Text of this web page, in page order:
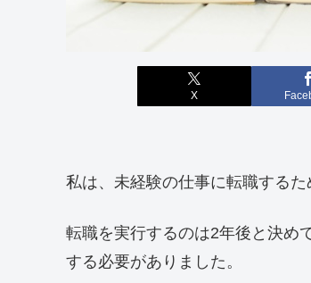
X
私は、未経験の仕事に転職する
転職を実行するのは2年後と決め
する必要がありました。